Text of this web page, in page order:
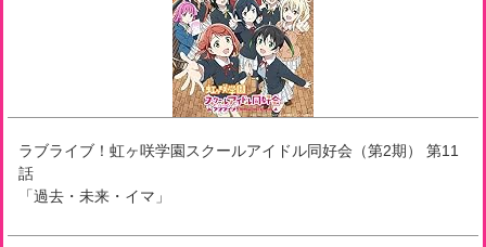
ラブライブ！虹ヶ咲学園スクールアイドル同好会（第2期） 第11
話
「過去・未来・イマ 」